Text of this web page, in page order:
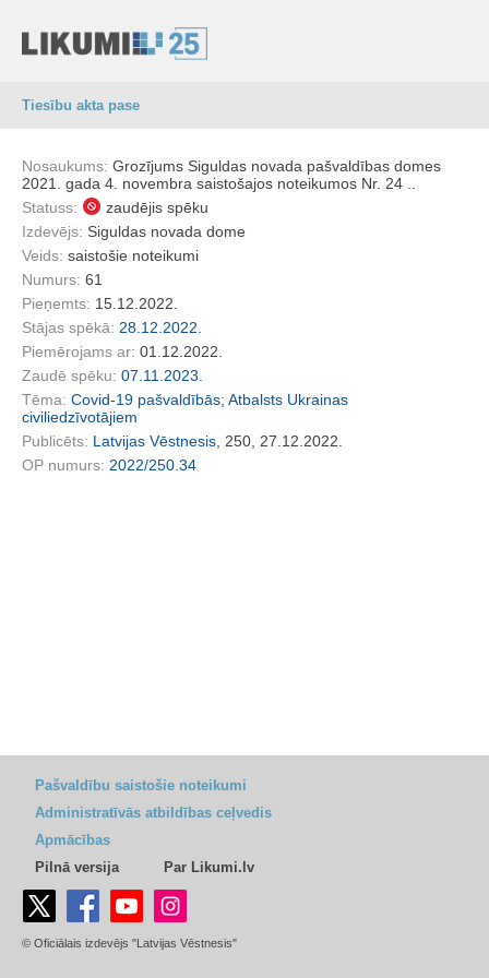
Tiesību akta pase
Nosaukums: Grozījums Siguldas novada pašvaldības domes
2021. gada 4. novembra saistošajos noteikumos Nr. 24 ..
Statuss:
zaudējis spēku
Izdevējs: Siguldas novada dome
Veids: saistošie noteikumi
Numurs: 61
Pieņemts: 15.12.2022.
Stājas spēkā: 28.12.2022.
Piemērojams ar: 01.12.2022.
Zaudē spēku: 07.11.2023.
Tēma: Covid-19 pašvaldībās; Atbalsts Ukrainas
civiliedzīvotājiem
Publicēts: Latvijas Vēstnesis , 250, 27.12.2022.
OP numurs: 2022/250.34
Pašvaldību saistošie noteikumi
Administratīvās atbildības ceļvedis
Apmācības
Pilnā versija
Par Likumi.lv
© Oficiālais izdevējs "Latvijas Vēstnesis"